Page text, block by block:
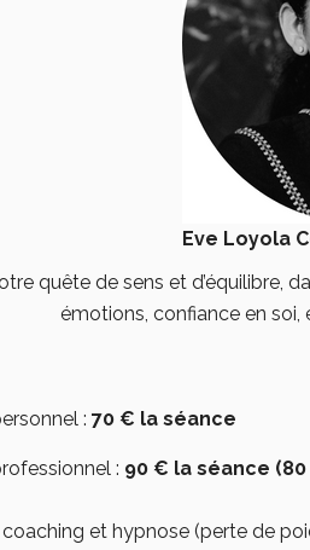
Eve Loyola
quête de sens et d’équilibre,
émotions, confiance en soi,
: 70 € la séance
: 90 € la séance
et hypnose (perte de